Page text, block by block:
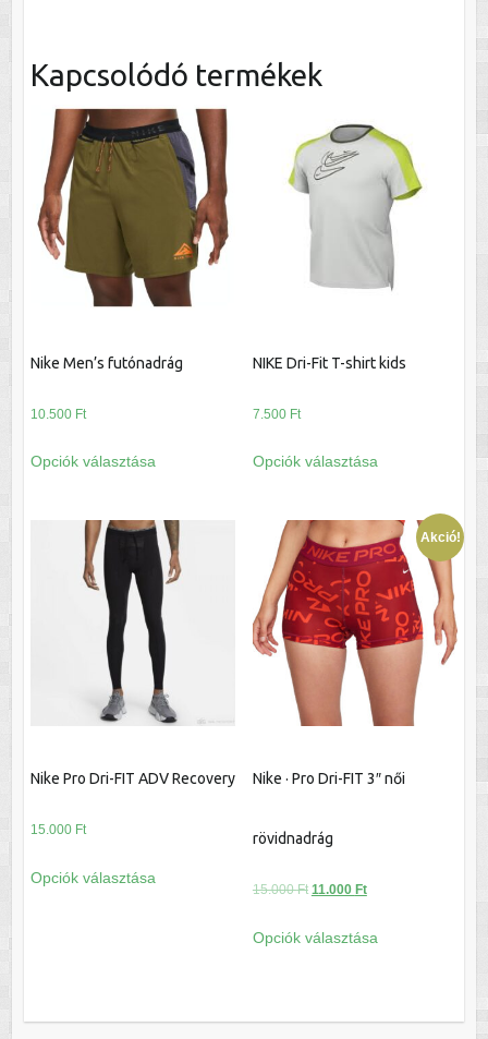
Kapcsolódó termékek
Nike Men’s futónadrág
10.500 Ft
Opciók választása
a
több
variációja
van.
A
változatok
termékoldalon
választhatók
NIKE Dri-Fit T-shirt kids
7.500 Ft
Opciók választása
a
több
variációja
van.
A
változatok
termékoldalon
választhatók
Nike Pro Dri-FIT ADV Recovery
15.000 Ft
Opciók választása
a
A
Akció!
Nike · Pro Dri-FIT 3″ női
rövidnadrág
15.000Ft Original
was:
11.000 FtCurrent
is:
Opciók választása
a
variációja